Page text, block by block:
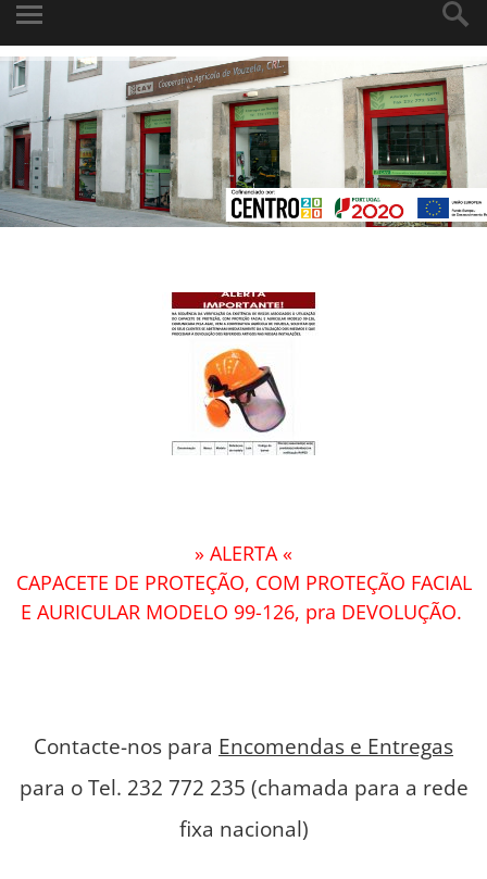
» ALERTA «
CAPACETE DE PROTEÇÃO, COM PROTEÇÃO FACIAL
E AURICULAR MODELO 99-126, pra DEVOLUÇÃO.
Contacte-nos para Encomendas e Entregas
para o Tel. 232 772 235 (chamada para a rede
fixa nacional)